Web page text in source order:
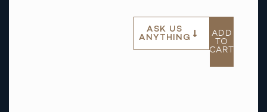
ASK US
ANYTHING
ADD
TO
CART